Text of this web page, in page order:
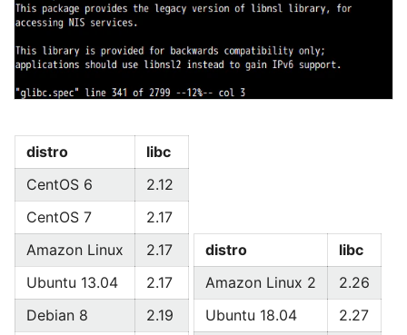
distro
libc
CentOS 6
2.12
CentOS 7
2.17
Amazon Linux
2.17
Ubuntu 13.04
2.17
Debian 8
2.19
distro
libc
Amazon Linux 2
2.26
Ubuntu 18.04
2.27